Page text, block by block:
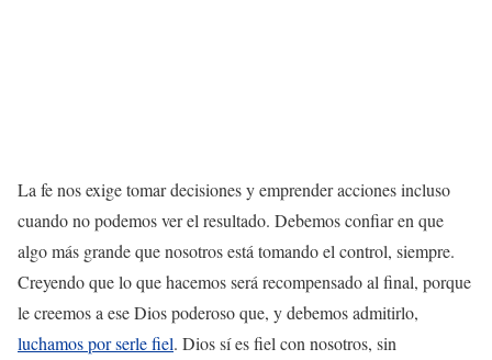
La fe nos exige tomar decisiones y emprender acciones incluso
cuando no podemos ver el resultado. Debemos confiar en que
algo más grande que nosotros está tomando el control, siempre.
Creyendo que lo que hacemos será recompensado al final, porque
le creemos a ese Dios poderoso que, y debemos admitirlo,
luchamos por serle fiel. Dios sí es fiel con nosotros, sin